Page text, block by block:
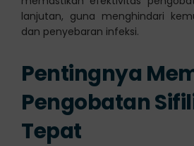
lanjutan, guna menghindari
dan penyebaran infeksi.
Pentingnya
Pengobatan
Tepat